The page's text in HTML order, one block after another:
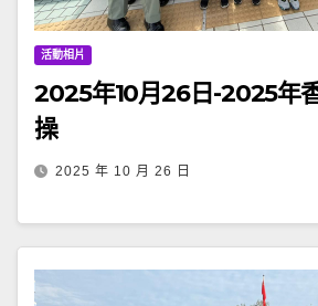
活動相片
2025年10月26日-2025年
操
2025 年 10 月 26 日